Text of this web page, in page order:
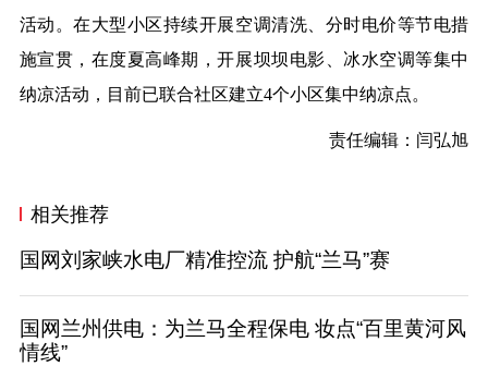
活动。在大型小区持续开展空调清洗、分时电价等节电措
施宣贯，在度夏高峰期，开展坝坝电影、冰水空调等集中
纳凉活动，目前已联合社区建立4个小区集中纳凉点。
责任编辑：闫弘旭
相关推荐
国网刘家峡水电厂精准控流 护航“兰马”赛
国网兰州供电：为兰马全程保电 妆点“百里黄河风
情线”